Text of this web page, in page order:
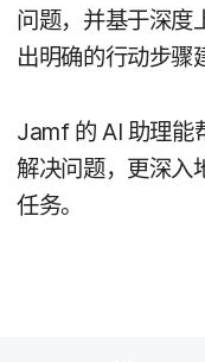
问题，​并​基于​深
出明确​的​行动​步​骤​
Jamf 的 AI 助理​能​
解决​问题，​更​深入​
任务。